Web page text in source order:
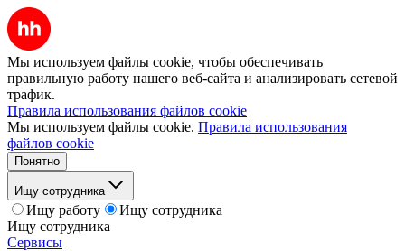
Мы используем файлы cookie, чтобы обеспечивать
правильную работу нашего веб-сайта и анализировать сетевой
трафик.
Правила использования файлов cookie
Мы используем файлы cookie. Правила использования
файлов cookie
Понятно
Ищу сотрудника
Ищу работу
Ищу сотрудника
Ищу сотрудника
Сервисы